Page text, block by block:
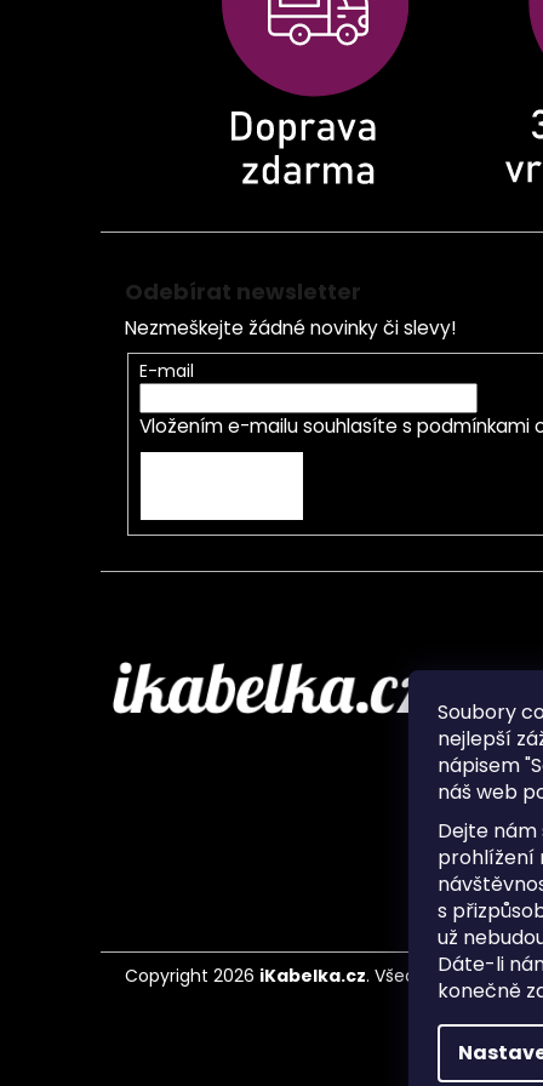
Soubory
nejlepší
nápisem
náš web
Dejte
prohlížení
s
už
Dáte-li
konečně
Odebírat newsletter
Nezmeškejte žádné novinky či slevy!
E-mail
Vložením e-mailu souhlasíte s podmínkami
O nás
Často
Copyright 2026 iKabelka.cz. Všechna práva